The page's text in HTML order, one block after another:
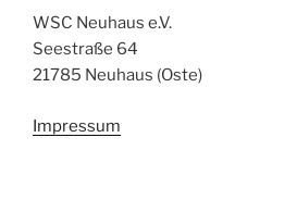
WSC Neuhaus e.V.
Seestraße 64
21785 Neuhaus (Oste)
Impressum